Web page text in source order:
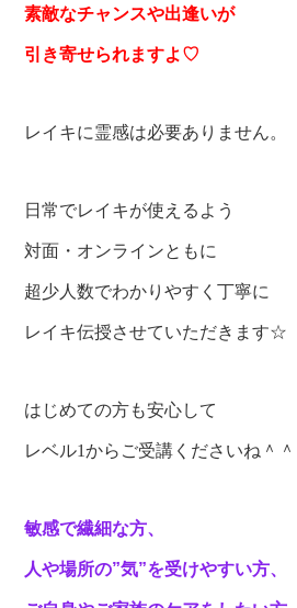
素敵なチャンスや出逢いが
引き寄せられますよ ♡
レイキに霊感は必要ありません。
日常でレイキが使えるよう
対面・オンラインともに
超少人数でわかりやすく丁寧に
レイキ伝授させていただきます☆
はじめての方も安心して
レベル1からご受講くださいね＾＾
敏感で繊細な方、
人や場所の”気”を受けやすい方、